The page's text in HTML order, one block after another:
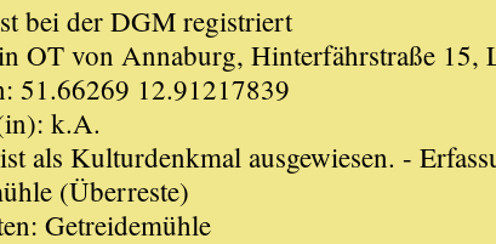
bei der DGM registriert
OT von Annaburg, Hinterfährstraße 15,
51.66269 12.91217839
k.A.
als Kulturdenkmal ausgewiesen. -
(Überreste)
Getreidemühle